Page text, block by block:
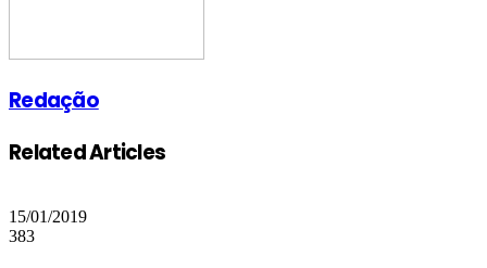
Redação
Related Articles
15/01/2019
383